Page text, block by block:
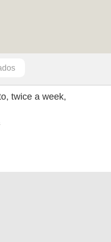
twice a week,